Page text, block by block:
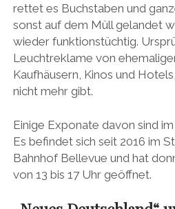
rettet es Buchstaben und
sonst auf dem Müll gelandet
wieder funktionstüchtig.
Leuchtreklame von
Kaufhäusern, Kinos und
nicht mehr gibt.
Einige Exponate davon sind
Es befindet sich seit 2016 im
Bahnhof Bellevue und hat
von 13 bis 17 Uhr geöffnet.